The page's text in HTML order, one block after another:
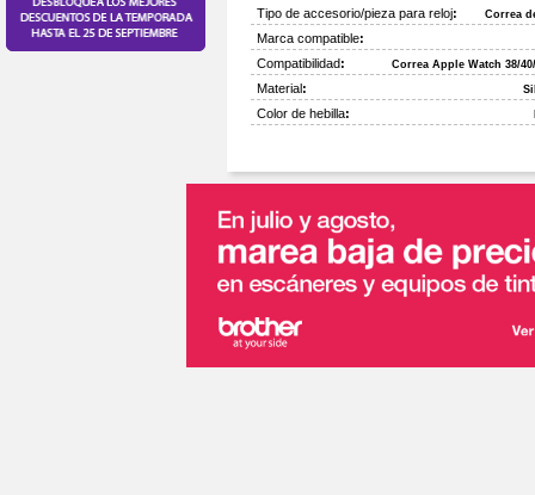
Tipo de accesorio/pieza para reloj: Correa
Marca compatible:
Compatibilidad: Correa Apple Watch 38/
Material:
Color de hebilla: